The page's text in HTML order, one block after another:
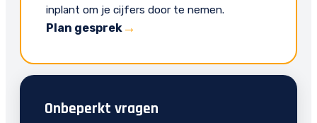
inplant om je cijfers door te nemen.
Plan gesprek
Onbeperkt vragen